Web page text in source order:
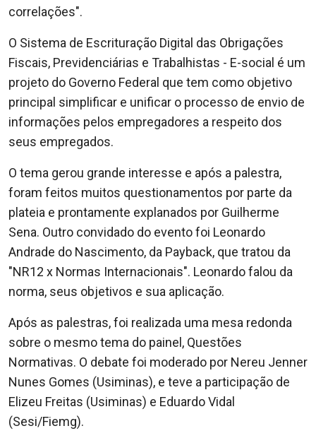
correlações".
O Sistema de Escrituração Digital das Obrigações
Fiscais, Previdenciárias e Trabalhistas - E-social é um
projeto do Governo Federal que tem como objetivo
principal simplificar e unificar o processo de envio de
informações pelos empregadores a respeito dos
seus empregados.
O tema gerou grande interesse e após a palestra,
foram feitos muitos questionamentos por parte da
plateia e prontamente explanados por Guilherme
Sena. Outro convidado do evento foi Leonardo
Andrade do Nascimento, da Payback, que tratou da
"NR12 x Normas Internacionais". Leonardo falou da
norma, seus objetivos e sua aplicação.
Após as palestras, foi realizada uma mesa redonda
sobre o mesmo tema do painel, Questões
Normativas. O debate foi moderado por Nereu Jenner
Nunes Gomes (Usiminas), e teve a participação de
Elizeu Freitas (Usiminas) e Eduardo Vidal
(Sesi/Fiemg).